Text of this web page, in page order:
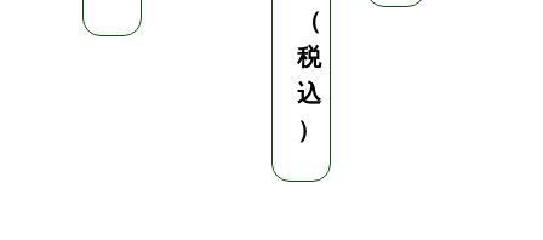
（
税
込
）